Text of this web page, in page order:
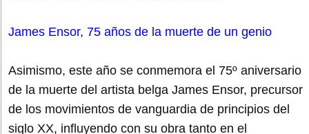
James Ensor, 75 años de la muerte de un genio
Asimismo, este año se conmemora el 75º aniversario
de la muerte del artista belga James Ensor, precursor
de los movimientos de vanguardia de principios del
siglo XX, influyendo con su obra tanto en el